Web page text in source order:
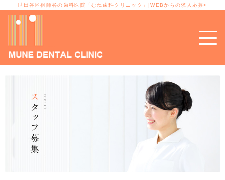
世田谷区祖師谷の歯科医院「むね歯科クリニック」|WEBからの求人応募<